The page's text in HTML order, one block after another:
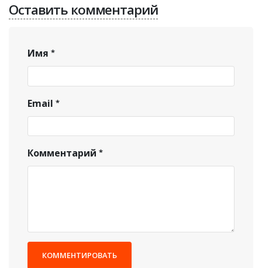
Оставить комментарий
Имя
Email
Комментарий
КОММЕНТИРОВАТЬ